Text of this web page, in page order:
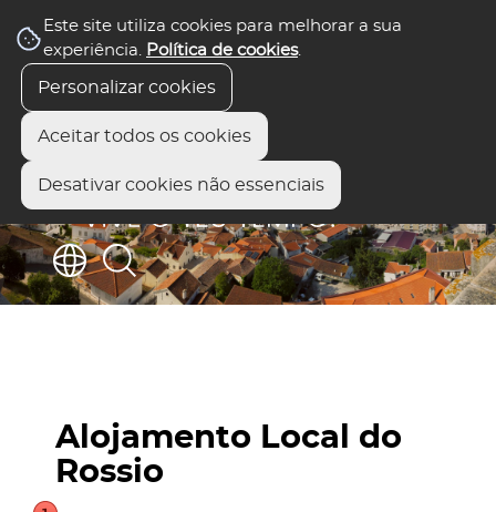
Este site utiliza cookies para melhorar a sua
experiência. Política de cookies.
Personalizar cookies
Aceitar todos os cookies
Desativar cookies não essenciais
Alojamento Local do
Rossio